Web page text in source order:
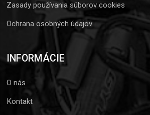
Zasady používania súborov cookies
Ochrana osobných údajov
INFORMÁCIE
O nás
Kontakt